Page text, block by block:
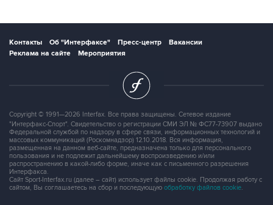
Контакты Об "Интерфаксе" Пресс-центр
Вакансии
Реклама на сайте
Мероприятия
Copyright © 1991—2026 Interfax. Все права защищены. Сетевое издание
"Интерфакс-Спорт". Свидетельство о регистрации СМИ ЭЛ № ФС77-73907 выдано
Федеральной службой по надзору в сфере связи, информационных технологий и
массовых коммуникаций (Роскомнадзор) 12.10.2018. Вся информация,
размещенная на данном веб-сайте, предназначена только для персонального
пользования и не подлежит дальнейшему воспроизведению и/или
распространению в какой-либо форме, иначе как с письменного разрешения
Интерфакса.
Сайт Sport-Interfax.ru (далее – сайт) использует файлы cookie. Продолжая работу с
сайтом, Вы соглашаетесь на сбор и последующую обработку файлов cookie.